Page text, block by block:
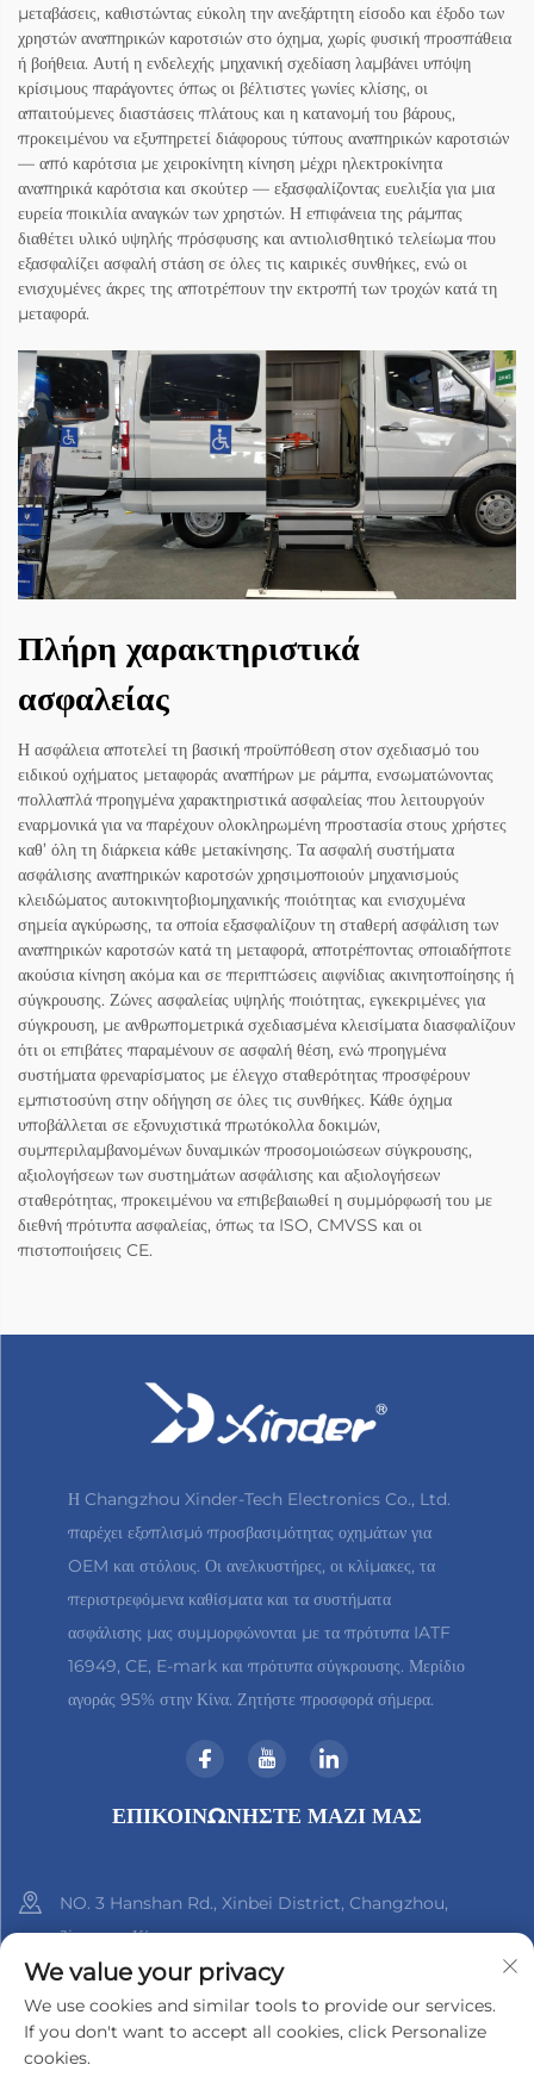
μεταβάσεις, καθιστώντας εύκολη την ανεξάρτητη είσοδο και έξοδο των
χρηστών αναπηρικών καροτσιών στο όχημα, χωρίς φυσική προσπάθεια
ή βοήθεια. Αυτή η ενδελεχής μηχανική σχεδίαση λαμβάνει υπόψη
κρίσιμους παράγοντες όπως οι βέλτιστες γωνίες κλίσης, οι
απαιτούμενες διαστάσεις πλάτους και η κατανομή του βάρους,
προκειμένου να εξυπηρετεί διάφορους τύπους αναπηρικών καροτσιών
— από καρότσια με χειροκίνητη κίνηση μέχρι ηλεκτροκίνητα
αναπηρικά καρότσια και σκούτερ — εξασφαλίζοντας ευελιξία για μια
ευρεία ποικιλία αναγκών των χρηστών. Η επιφάνεια της ράμπας
διαθέτει υλικό υψηλής πρόσφυσης και αντιολισθητικό τελείωμα που
εξασφαλίζει ασφαλή στάση σε όλες τις καιρικές συνθήκες, ενώ οι
ενισχυμένες άκρες της αποτρέπουν την εκτροπή των τροχών κατά τη
μεταφορά.
Πλήρη χαρακτηριστικά
ασφαλείας
Η ασφάλεια αποτελεί τη βασική προϋπόθεση στον σχεδιασμό του
ειδικού οχήματος μεταφοράς αναπήρων με ράμπα, ενσωματώνοντας
πολλαπλά προηγμένα χαρακτηριστικά ασφαλείας που λειτουργούν
εναρμονικά για να παρέχουν ολοκληρωμένη προστασία στους χρήστες
καθ’ όλη τη διάρκεια κάθε μετακίνησης. Τα ασφαλή συστήματα
ασφάλισης αναπηρικών καροτσών χρησιμοποιούν μηχανισμούς
κλειδώματος αυτοκινητοβιομηχανικής ποιότητας και ενισχυμένα
σημεία αγκύρωσης, τα οποία εξασφαλίζουν τη σταθερή ασφάλιση των
αναπηρικών καροτσών κατά τη μεταφορά, αποτρέποντας οποιαδήποτε
ακούσια κίνηση ακόμα και σε περιπτώσεις αιφνίδιας ακινητοποίησης ή
σύγκρουσης. Ζώνες ασφαλείας υψηλής ποιότητας, εγκεκριμένες για
σύγκρουση, με ανθρωπομετρικά σχεδιασμένα κλεισίματα διασφαλίζουν
ότι οι επιβάτες παραμένουν σε ασφαλή θέση, ενώ προηγμένα
συστήματα φρεναρίσματος με έλεγχο σταθερότητας προσφέρουν
εμπιστοσύνη στην οδήγηση σε όλες τις συνθήκες. Κάθε όχημα
υποβάλλεται σε εξονυχιστικά πρωτόκολλα δοκιμών,
συμπεριλαμβανομένων δυναμικών προσομοιώσεων σύγκρουσης,
αξιολογήσεων των συστημάτων ασφάλισης και αξιολογήσεων
σταθερότητας, προκειμένου να επιβεβαιωθεί η συμμόρφωσή του με
διεθνή πρότυπα ασφαλείας, όπως τα ISO, CMVSS και οι
πιστοποιήσεις CE.
Η Changzhou Xinder-Tech Electronics Co., Ltd.
παρέχει εξοπλισμό προσβασιμότητας οχημάτων για
OEM και στόλους. Οι ανελκυστήρες, οι κλίμακες, τα
περιστρεφόμενα καθίσματα και τα συστήματα
ασφάλισης μας συμμορφώνονται με τα πρότυπα IATF
16949, CE, E-mark και πρότυπα σύγκρουσης. Μερίδιο
αγοράς 95% στην Κίνα. Ζητήστε προσφορά σήμερα.
ΕΠΙΚΟΙΝΩΝΉΣΤΕ ΜΑΖΊ ΜΑΣ
NO. 3 Hanshan Rd., Xinbei District, Changzhou,
Jiangsu, Κίνα
+86-18961288218
[email protected]
We value your privacy
We use cookies and similar tools to provide our services.
If you don't want to accept all cookies, click Personalize
cookies.